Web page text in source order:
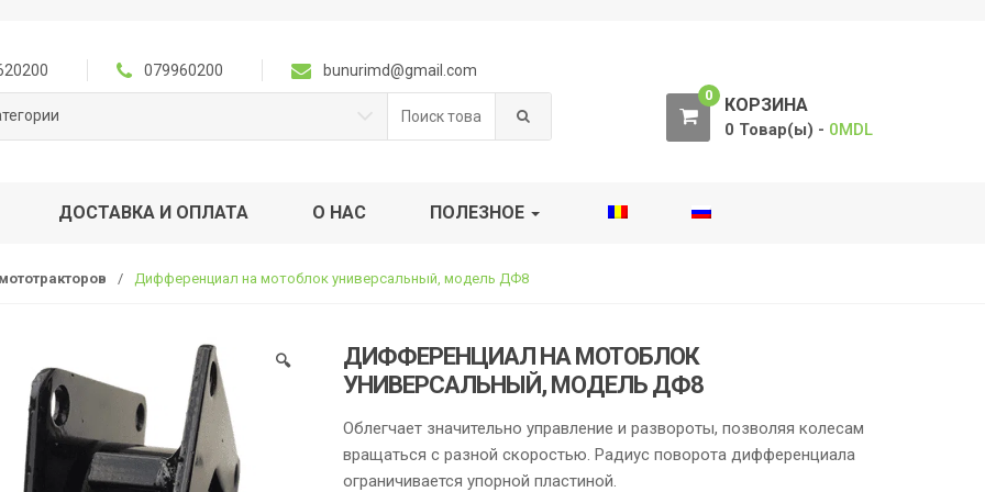
079960200 bunurimd@gmail.com
для:
0 КОРЗИНА
0 Товар(ы) - 0MDL
ДОСТАВКА И ОПЛАТА О НАС ПОЛЕЗНОЕ
/ Дифференциал на мотоблок универсальный, модель ДФ8
🔍
ДИФФЕРЕНЦИАЛ НА МОТОБЛОК
УНИВЕРСАЛЬНЫЙ, МОДЕЛЬ ДФ8
Облегчает значительно управление и развороты, позволяя колесам
вращаться с разной скоростью. Радиус поворота дифференциала
ограничивается упорной пластиной.